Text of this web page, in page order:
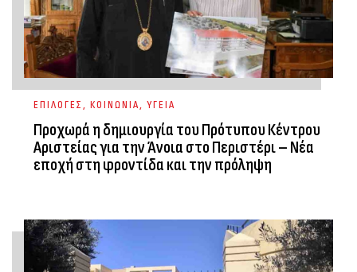
ΕΠΙΛΟΓΕΣ, ΚΟΙΝΩΝΙΑ, ΥΓΕΙΑ
Προχωρά η δημιουργία του Πρότυπου Κέντρου
Αριστείας για την Άνοια στο Περιστέρι – Νέα
εποχή στη φροντίδα και την πρόληψη